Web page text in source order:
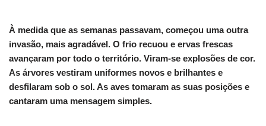
À medida que as semanas passavam, começou uma outra
invasão, mais agradável. O frio recuou e ervas frescas
avançaram por todo o território. Viram-se explosões de cor.
As árvores vestiram uniformes novos e brilhantes e
desfilaram sob o sol. As aves tomaram as suas posições e
cantaram uma mensagem simples.